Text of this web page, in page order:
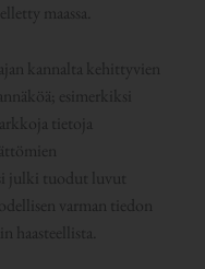
maassa.
kannalta kehittyvien
esimerkiksi
tietoja
julki tuodut luvut
varman tiedon
haasteellista.